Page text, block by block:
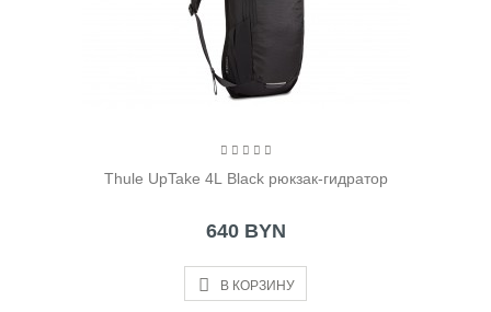
Thule UpTake 4L Black рюкзак-гидратор
640 BYN
В КОРЗИНУ